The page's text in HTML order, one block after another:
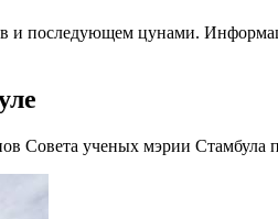
и последующем цунами.
Совета ученых мэрии